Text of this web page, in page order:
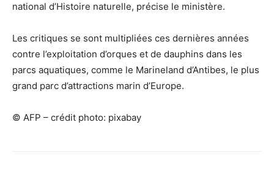
national d’Histoire naturelle, précise le ministère.
Les critiques se sont multipliées ces dernières années
contre l’exploitation d’orques et de dauphins dans les
parcs aquatiques, comme le Marineland d’Antibes, le plus
grand parc d’attractions marin d’Europe.
© AFP – crédit photo: pixabay